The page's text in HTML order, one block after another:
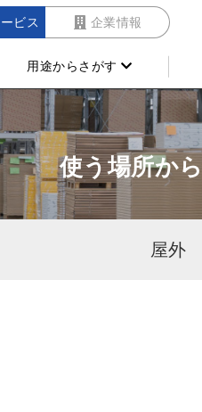
ビス 企業情報
用途からさがす
使う場所か
屋外